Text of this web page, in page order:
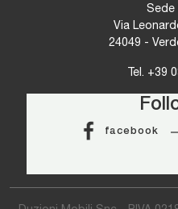
Sede
Via
24049 -
Tel. +39
facebook